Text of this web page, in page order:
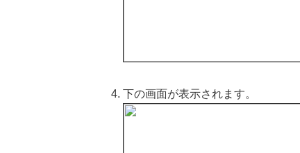
下の画面が表示されます。